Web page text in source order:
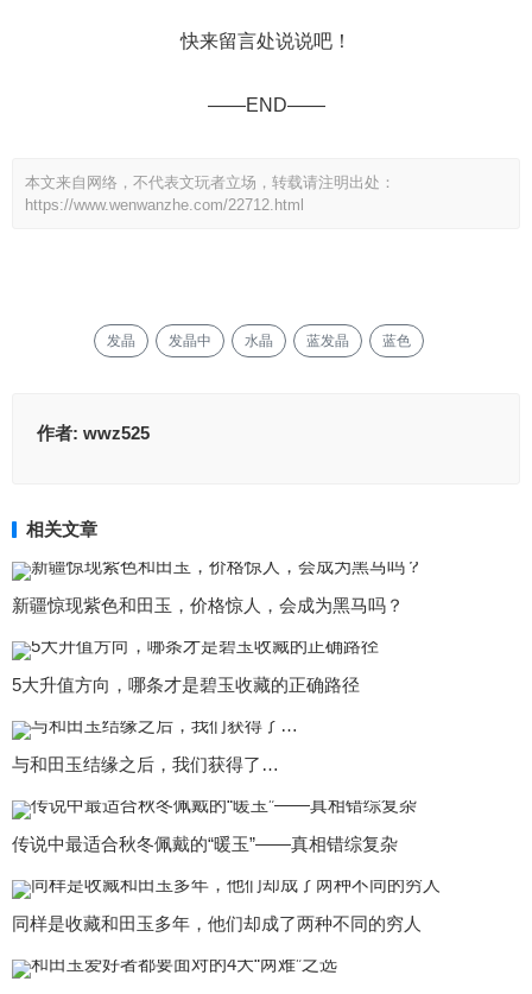
快来留言处说说吧！
——END——
本文来自网络，不代表文玩者立场，转载请注明出处：
https://www.wenwanzhe.com/22712.html
发晶 发晶中 水晶 蓝发晶 蓝色
作者: wwz525
相关文章
新疆惊现紫色和田玉，价格惊人，会成为黑马吗？
5大升值方向，哪条才是碧玉收藏的正确路径
与和田玉结缘之后，我们获得了…
传说中最适合秋冬佩戴的“暖玉”——真相错综复杂
同样是收藏和田玉多年，他们却成了两种不同的穷人